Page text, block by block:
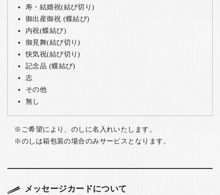
寿・結婚祝(結び切り)
御出産御祝 (蝶結び)
内祝(蝶結び)
御見舞(結び切り)
快気祝(結び切り)
記念品 (蝶結び)
志
その他
無し
ご希望により、のしに名入れいたします。
のしは箱包装の場合のみサービスとなります。
メッセージカードについて